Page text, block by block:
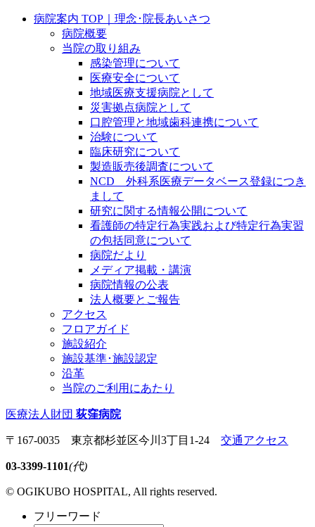
病院案内 TOP｜理念･院長あいさつ
病院概要
当院の取り組み
感染管理について
医療安全について
地域医療支援病院として
災害拠点病院として
口腔管理と地域歯科連携について
治験について
臨床研究について
製造販売後調査について
NCD 外科系医療データベース登録につき
まして
研究に関する情報公開について
看護師の特定行為実践および特定行為実習
の包括同意について
病院だより
メディア掲載・講演
病院情報の公表
法人概要とご報告
アクセス
フロアガイド
施設紹介
施設基準･施設認定
沿革
当院のご利用にあたり
医療法人財団 荻窪病院
〒167-0035 東京都杉並区今川3丁目1-24 交通アクセス
03-3399-1101(代)
© OGIKUBO HOSPITAL, All rights reserved.
フリーワード